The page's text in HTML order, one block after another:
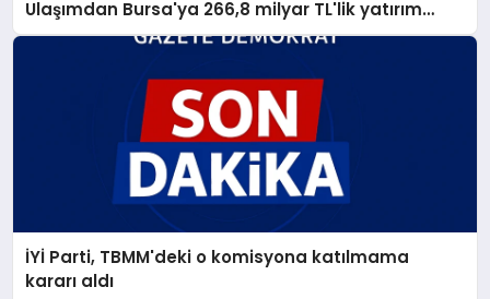
Ulaşımdan Bursa'ya 266,8 milyar TL'lik yatırım
müjdesi
İYİ Parti, TBMM'deki o komisyona katılmama
kararı aldı